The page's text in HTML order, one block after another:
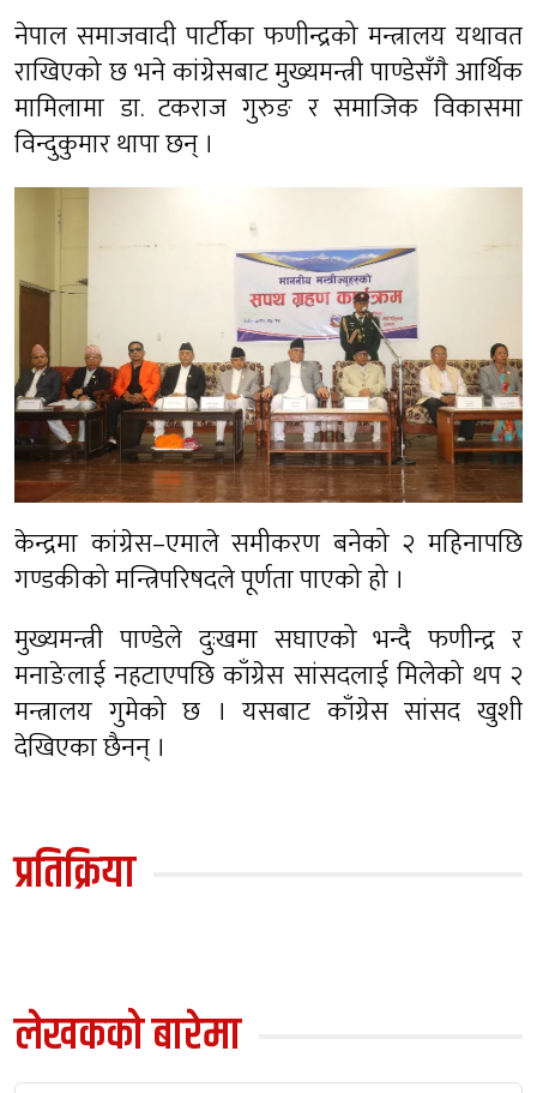
नेपाल समाजवादी पार्टीका फणीन्द्रको मन्त्रालय यथावत
राखिएको छ भने कांग्रेसबाट मुख्यमन्त्री पाण्डेसँगै आर्थिक
मामिलामा डा. टकराज गुरुङ र समाजिक विकासमा
विन्दुकुमार थापा छन् ।
केन्द्रमा कांग्रेस–एमाले समीकरण बनेको २ महिनापछि
गण्डकीको मन्त्रिपरिषदले पूर्णता पाएको हो ।
मुख्यमन्त्री पाण्डेले दुःखमा सघाएको भन्दै फणीन्द्र र
मनाङेलाई नहटाएपछि काँग्रेस सांसदलाई मिलेको थप २
मन्त्रालय गुमेको छ । यसबाट काँग्रेस सांसद खुशी
देखिएका छैनन् ।
प्रतिक्रिया
लेखकको बारेमा